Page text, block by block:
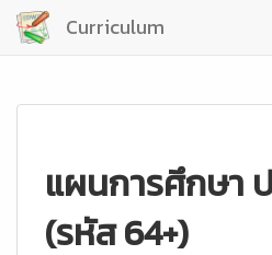
Curriculum
แผนการศึกษา
(รหัส 64+)